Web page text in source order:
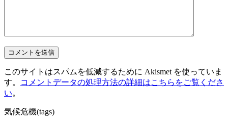
このサイトはスパムを低減するために Akismet を使っていま
す。
コメントデータの処理方法の詳細はこちらをご覧くださ
い。
気候危機(tags)